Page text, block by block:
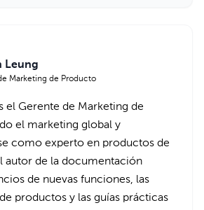
Leung
Marketing de Producto
el Gerente de Marketing de
el marketing global y
como experto en productos de
autor de la documentación
de nuevas funciones, las
productos y las guías prácticas